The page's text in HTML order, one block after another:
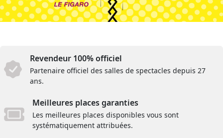
Revendeur 100% officiel
Partenaire officiel des salles de spectacles depuis 27
ans.
Meilleures places garanties
Les meilleures places disponibles vous sont
systématiquement attribuées.